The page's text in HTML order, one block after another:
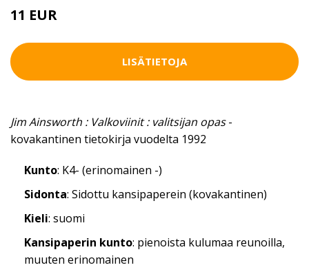
11 EUR
LISÄTIETOJA
Jim Ainsworth : Valkoviinit : valitsijan opas-
kovakantinen tietokirja vuodelta 1992
Kunto: K4- (erinomainen -)
Sidonta: Sidottu kansipaperein (kovakantinen)
Kieli: suomi
Kansipaperin kunto: pienoista kulumaa reunoilla,
muuten erinomainen